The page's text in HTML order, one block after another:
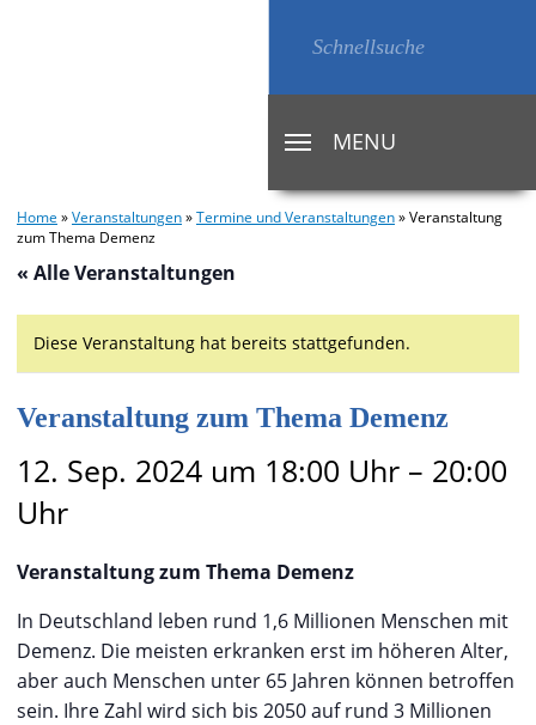
TOGGLE
NAVIGATION
MENU
Home »Veranstaltungen»Termine und Veranstaltungen»Veranstaltung
zum Thema Demenz
« Alle Veranstaltungen
Diese Veranstaltung hat bereits stattgefunden.
Veranstaltung zum Thema Demenz
12. Sep. 2024 um 18:00 Uhr – 20:00
Uhr
Veranstaltung zum Thema Demenz
In Deutschland leben rund 1,6 Millionen Menschen mit
Demenz. Die meisten erkranken erst im höheren Alter,
aber auch Menschen unter 65 Jahren können betroffen
sein. Ihre Zahl wird sich bis 2050 auf rund 3 Millionen